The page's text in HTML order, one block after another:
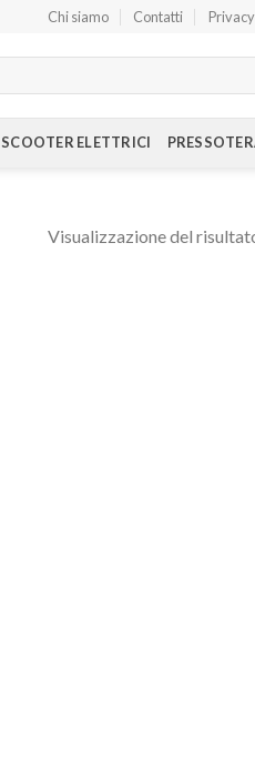
Chi siamo Contatti
SCOOTER ELETTRICI
Visualizzazione del